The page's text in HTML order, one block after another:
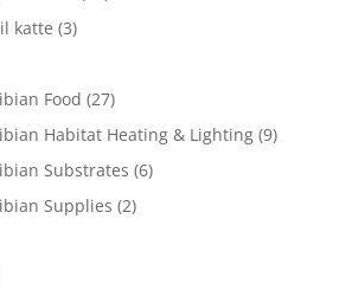
katte (3)
Food (27)
Habitat Heating & Lighting (9)
Substrates (6)
Supplies (2)